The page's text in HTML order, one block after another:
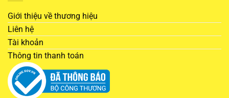
Giới thiệu về thương hiệu
Liên hệ
Tài khoản
Thông tin thanh toán